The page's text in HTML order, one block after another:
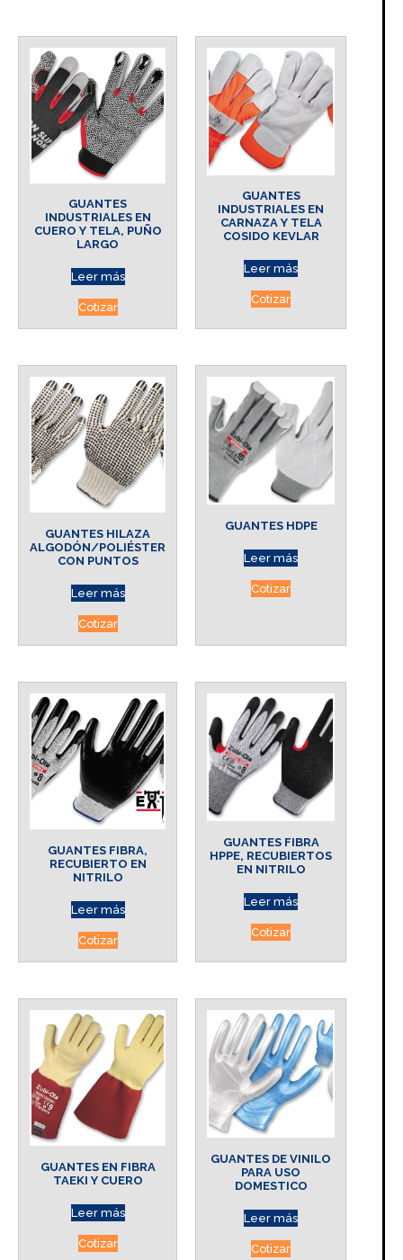
GUANTES
INDUSTRIALES EN
CUERO Y TELA, PUÑO
LARGO
Leer más
Cotizar
GUANTES
INDUSTRIALES EN
CARNAZA Y TELA
COSIDO KEVLAR
Leer más
Cotizar
GUANTES HILAZA
ALGODÓN/POLIÉSTER
CON PUNTOS
Leer más
Cotizar
GUANTES HDPE
Leer más
Cotizar
GUANTES FIBRA,
RECUBIERTO EN
NITRILO
Leer más
Cotizar
GUANTES FIBRA
HPPE, RECUBIERTOS
EN NITRILO
Leer más
Cotizar
GUANTES EN FIBRA
TAEKI Y CUERO
Leer más
Cotizar
GUANTES DE VINILO
PARA USO
DOMESTICO
Leer más
Cotizar